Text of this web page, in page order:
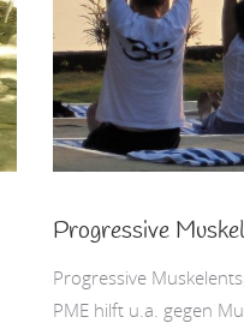
Progressive
Progressive
PME hilft u.a. gegen